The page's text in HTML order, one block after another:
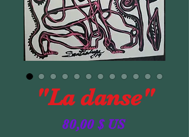
"La danse"
80,00 $ USPrix